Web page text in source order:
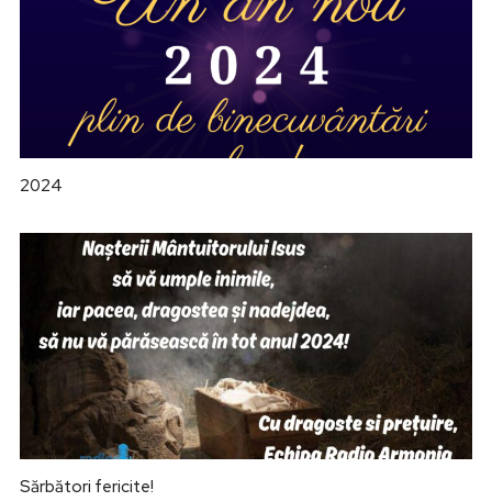
2024
Sărbători fericite!